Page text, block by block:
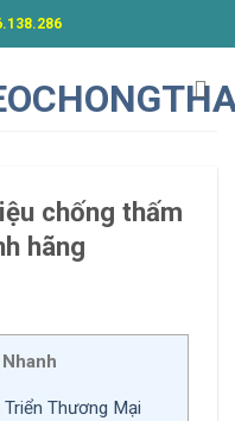
chống thấm
hãng
Thương Mại